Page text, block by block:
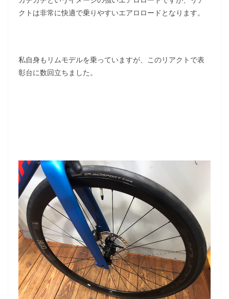
クトは非常に快適で乗りやすいエアロロードとなります。
私自身もリムモデルを乗っていますが、このリアクトで表
彰台に数回立ちました。